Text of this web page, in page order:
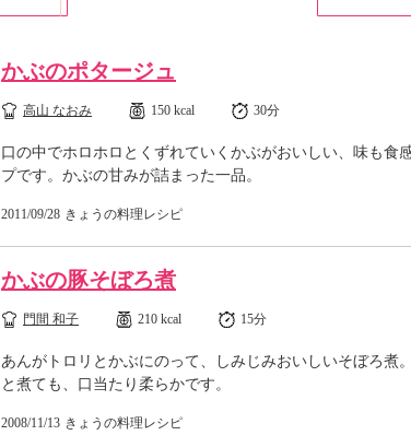
かぶのポタージュ
高山 なおみ 150 kcal 30分
口の中でホロホロとくずれていくかぶがおいしい、味も食
プです。かぶの甘みが詰まった一品。
2011/09/28 きょうの料理レシピ
かぶの豚そぼろ煮
門間 和子 210 kcal 15分
あんがトロリとかぶにのって、しみじみおいしいそぼろ煮
と煮ても、口当たり柔らかです。
2008/11/13 きょうの料理レシピ